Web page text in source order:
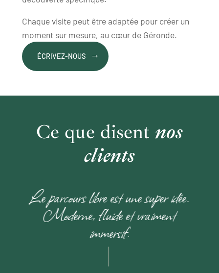
Chaque visite peut être adaptée pour créer un
moment sur mesure, au cœur de Géronde.
ÉCRIVEZ-NOUS
Ce que disent nos
clients
Le parcours libre est une super idée.
Moderne, fluide et vraiment
immersif.